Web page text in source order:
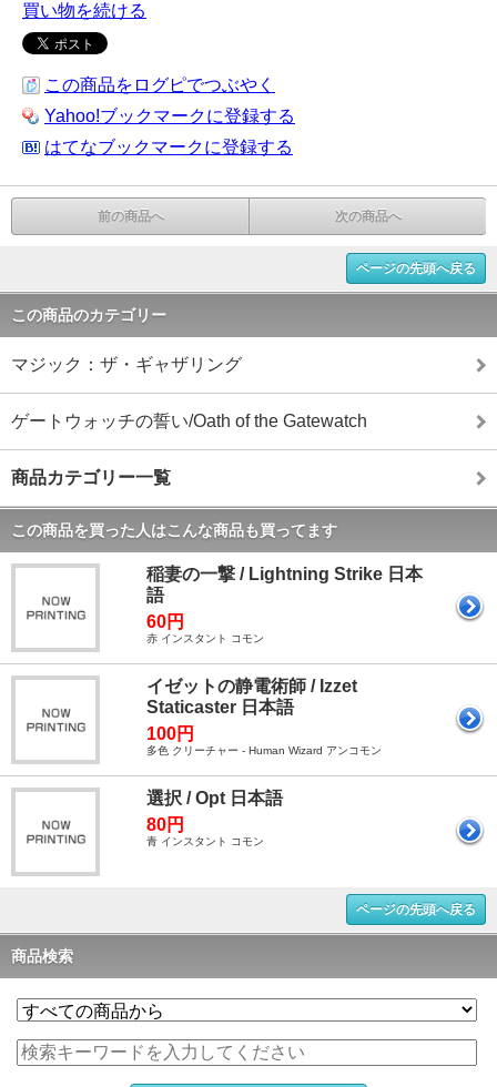
買い物を続ける
この商品をログピでつぶやく
Yahoo!ブックマークに登録する
はてなブックマークに登録する
前の商品へ 次の商品へ
ページの先頭へ戻る
この商品のカテゴリー
マジック：ザ・ギャザリング
ゲートウォッチの誓い/Oath of the Gatewatch
商品カテゴリー一覧
この商品を買った人はこんな商品も買ってます
稲妻の一撃 / Lightning Strike 日本
語
60円
赤 インスタント コモン
イゼットの静電術師 / Izzet
Staticaster 日本語
100円
多色 クリーチャー - Human Wizard アンコモン
選択 / Opt 日本語
80円
青 インスタント コモン
ページの先頭へ戻る
商品検索